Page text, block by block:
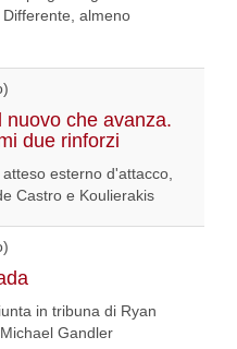
almeno
nuovo che avanza.
due rinforzi
esterno d'attacco,
Castro e Koulierakis
in tribuna di Ryan
Gandler